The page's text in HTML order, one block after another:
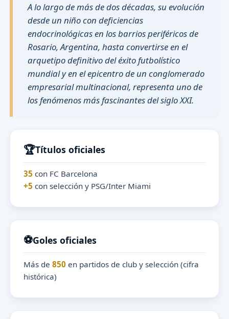
A lo largo de más de dos décadas, su evolución
desde un niño con deficiencias
endocrinológicas en los barrios periféricos de
Rosario, Argentina, hasta convertirse en el
arquetipo definitivo del éxito futbolístico
mundial y en el epicentro de un conglomerado
empresarial multinacional, representa uno de
los fenómenos más fascinantes del siglo XXI.
🏆Títulos oficiales
35 con FC Barcelona
+5 con selección y PSG/Inter Miami
⚽Goles oficiales
Más de 850en partidos de club y selección (cifra
histórica)